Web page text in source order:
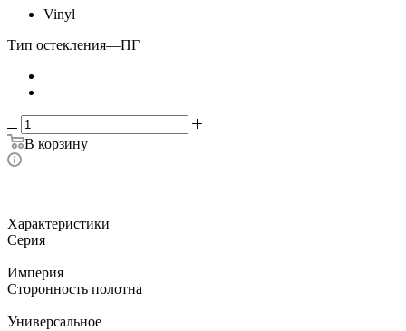
Vinyl
Тип остекления—ПГ
В корзину
Характеристики
Серия
—
Империя
Сторонность полотна
—
Универсальное